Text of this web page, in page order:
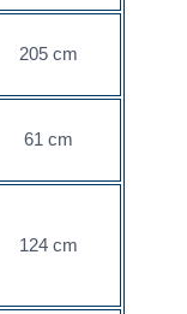
205 cm
61 cm
124 cm